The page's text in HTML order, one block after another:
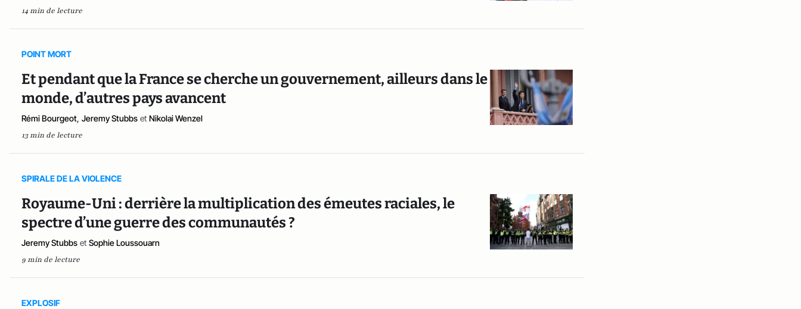
14 min de lecture
POINT MORT
Et pendant que la France se cherche un gouvernement, ailleurs dans le
monde, d’autres pays avancent
Rémi Bourgeot, Jeremy Stubbs et Nikolai Wenzel
13 min de lecture
SPIRALE DE LA VIOLENCE
Royaume-Uni : derrière la multiplication des émeutes raciales, le
spectre d’une guerre des communautés ?
Jeremy Stubbs et Sophie Loussouarn
9 min de lecture
EXPLOSIF